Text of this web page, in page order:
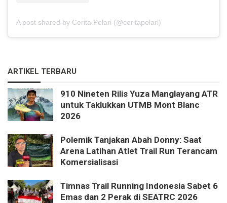
A post shared by Cerita Pelari (@ceritapelari)
ARTIKEL TERBARU
910 Nineten Rilis Yuza Manglayang ATR
untuk Taklukkan UTMB Mont Blanc
2026
Polemik Tanjakan Abah Donny: Saat
Arena Latihan Atlet Trail Run Terancam
Komersialisasi
Timnas Trail Running Indonesia Sabet 6
Emas dan 2 Perak di SEATRC 2026